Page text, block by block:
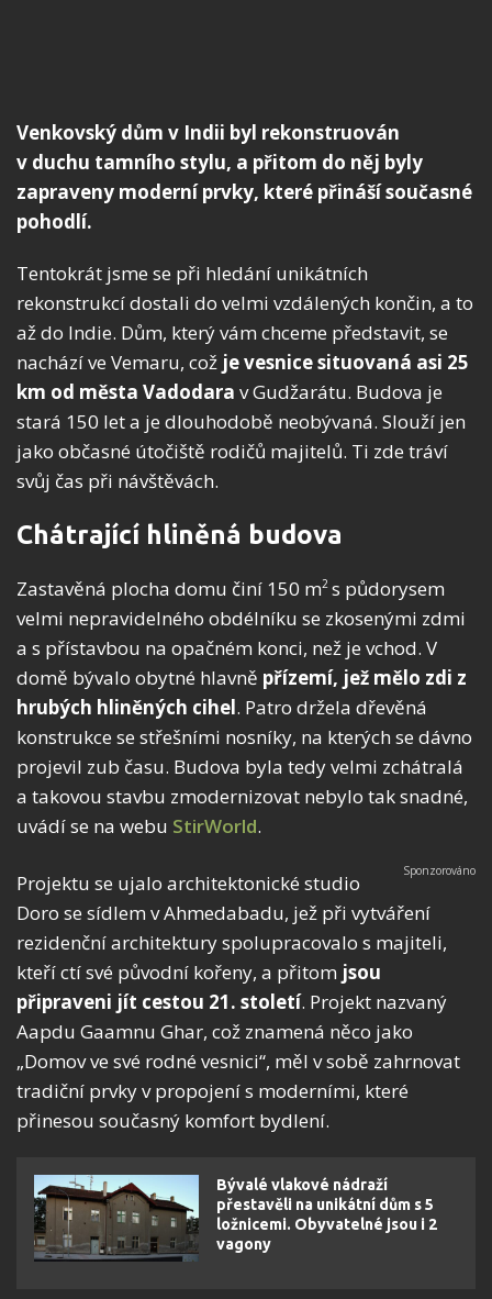
Venkovský dům v Indii byl rekonstruován
v duchu tamního stylu, a přitom do něj byly
zapraveny moderní prvky, které přináší současné
pohodlí.
Tentokrát jsme se při hledání unikátních
rekonstrukcí dostali do velmi vzdálených končin, a to
až do Indie. Dům, který vám chceme představit, se
nachází ve Vemaru, což je vesnice situovaná asi 25
km od města Vadodara v Gudžarátu. Budova je
stará 150 let a je dlouhodobě neobývaná. Slouží jen
jako občasné útočiště rodičů majitelů. Ti zde tráví
svůj čas při návštěvách.
Chátrající hliněná budova
Zastavěná plocha domu činí 150 m2 s půdorysem
velmi nepravidelného obdélníku se zkosenými zdmi
a s přístavbou na opačném konci, než je vchod. V
domě bývalo obytné hlavně přízemí, jež mělo zdi z
hrubých hliněných cihel. Patro držela dřevěná
konstrukce se střešními nosníky, na kterých se dávno
projevil zub času. Budova byla tedy velmi zchátralá
a takovou stavbu zmodernizovat nebylo tak snadné,
uvádí se na webu StirWorld.
Projektu se ujalo architektonické studio
Doro se sídlem v Ahmedabadu, jež při vytváření
rezidenční architektury spolupracovalo s majiteli,
kteří ctí své původní kořeny, a přitom jsou
připraveni jít cestou 21. století. Projekt nazvaný
Aapdu Gaamnu Ghar, což znamená něco jako
„Domov ve své rodné vesnici“, měl v sobě zahrnovat
tradiční prvky v propojení s moderními, které
přinesou současný komfort bydlení.
Bývalé vlakové nádraží
přestavěli na unikátní dům s 5
ložnicemi. Obyvatelné jsou i 2
vagony